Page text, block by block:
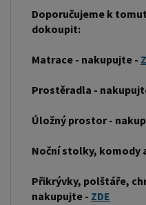
Výrobky z masivu
přírodní vzhled a trvanlivost. Typ postele:
základních částí:
postele může být
vkládá rošt. Matrace je
latexu nebo pružin. Matrace: Velikost matrace by
měla odpovídat
dělí podle materiálu
Doporučujeme k
dokoupit:
Matrace - nakupujte -
Prostěradla -
Úložný prostor -
Noční stolky, komody
Přikrývky, polštáře,
nakupujte - ZDE